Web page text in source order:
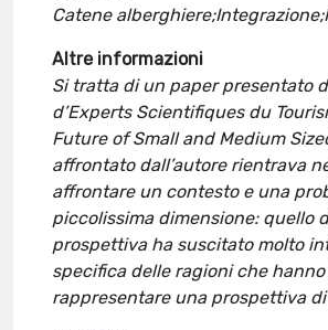
Catene
Altre informazioni
Si tratta di un paper presentato
d’Experts Scientifiques du
Future of Small and Medium
affrontato dall’autore rientrava
affrontare un contesto e una
piccolissima dimensione: quello
prospettiva ha suscitato molto
specifica delle ragioni che
rappresentare una prospettiva